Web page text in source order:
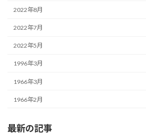
2022年8月
2022年7月
2022年5月
1996年3月
1966年3月
1966年2月
最新の記事